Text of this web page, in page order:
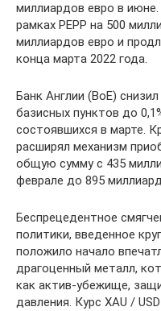
миллиардов евро в
рамках PEPP на 500
миллиардов евро и
конца марта 2022 года.
Банк Англии (BoE)
базисных пунктов до
состоявшихся в марте.
расширял механизм
общую сумму с 435
феврале до 895
Беспрецедентное
политики, введенное
положило начало
драгоценный металл,
как актив-убежище,
давления. Курс XAU /